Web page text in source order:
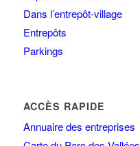
Dans l’entrepôt-village
Entrepôts
Parkings
ACCÈS RAPIDE
Annuaire des entreprises